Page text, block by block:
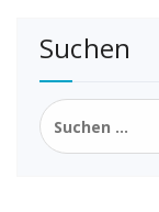
Suchen
Suchen
nach: